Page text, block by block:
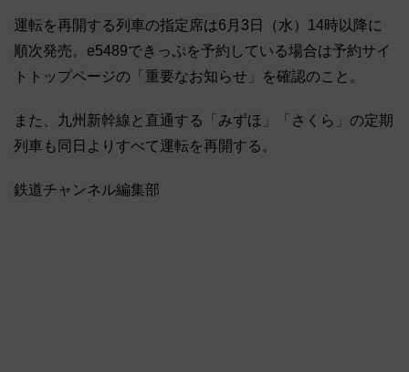
運転を再開する列車の指定席は6月3日（水）14時以降に
順次発売。e5489できっぷを予約している場合は予約サイ
トトップページの「重要なお知らせ」を確認のこと。
また、九州新幹線と直通する「みずほ」「さくら」の定期
列車も同日よりすべて運転を再開する。
鉄道チャンネル編集部